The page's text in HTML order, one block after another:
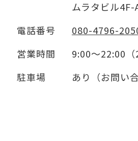
ムラタビル4F-
電話番号
080-4796-
営業時間
9:00～22:00（
駐車場
あり（お問い